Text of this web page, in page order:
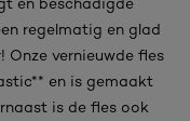
regelmatig en glad
Onze vernieuwde fles
en is gemaakt
is de fles ook